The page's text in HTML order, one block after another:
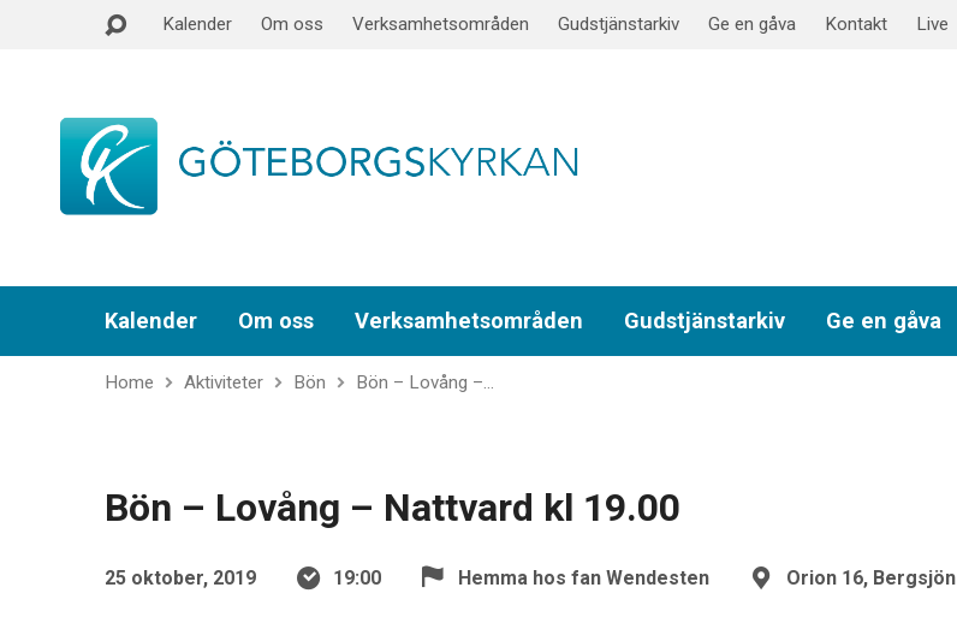
Kalender Om oss Verksamhetsområden Gudstjänstarkiv Ge en gåva Kontakt Live
Kalender Om oss Verksamhetsområden Gudstjänstarkiv Ge en gåva
Home Aktiviteter Bön Bön – Lovång –…
Bön – Lovång – Nattvard kl 19.00
25 oktober, 2019 19:00 Hemma hos fan Wendesten Orion 16, Bergsjön